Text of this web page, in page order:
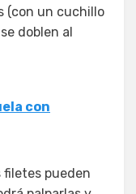
(con un cuchillo
doblen al
con
filetes pueden